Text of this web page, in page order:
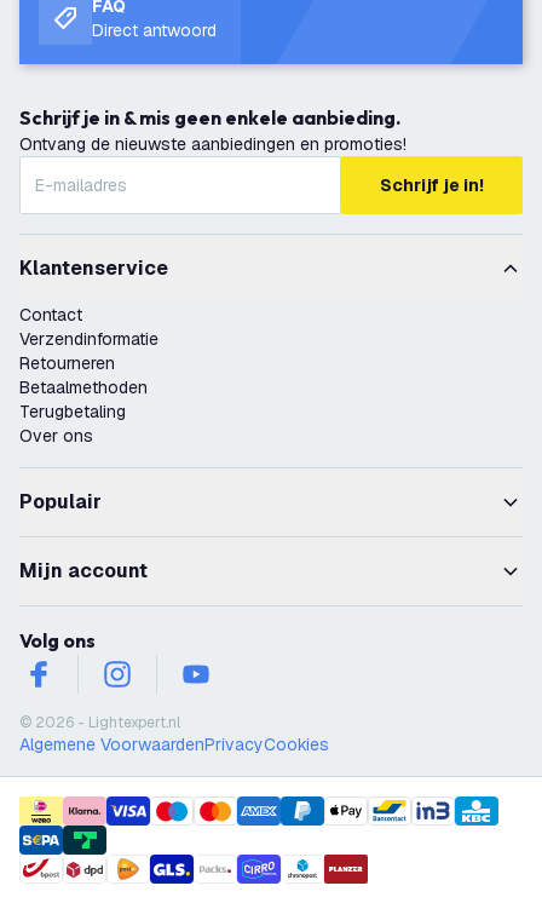
FAQ
Direct antwoord
Schrijf je in & mis geen enkele aanbieding.
Ontvang de nieuwste aanbiedingen en promoties!
Schrijf je in!
Klantenservice
Contact
Verzendinformatie
Retourneren
Betaalmethoden
Terugbetaling
Over ons
Populair
Mijn account
Volg ons
facebookinstagramyoutube
© 2026 - Lightexpert.nl
Algemene VoorwaardenPrivacyCookies
payment methods
shipment methods